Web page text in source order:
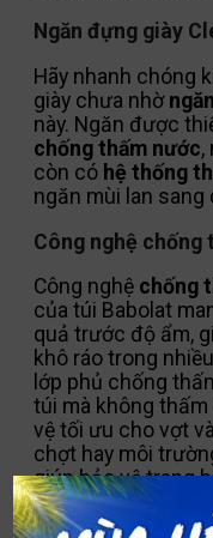
Ngăn đựng giày
Hãy nhanh chóng
giày chưa nhờ
này. Ngăn được
chống thấm nước,
còn có hệ thống
ngăn mùi lan
Công nghệ chống
Công nghệ chống
của túi Babolat
quả trước độ ẩm,
khô ráo trong
lớp phủ chống
túi mà không
vệ tối ưu cho vợt
chợt hay môi
giúp bảo vệ trang